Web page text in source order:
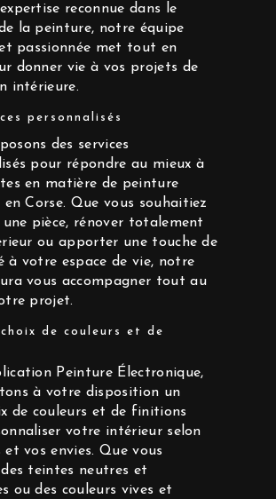
reconnue dans le
la peinture, notre équipe
passionnée met tout en
donner vie à vos projets de
intérieure.
personnalisés
des services
pour répondre au mieux à
en matière de peinture
Corse. Que vous souhaitiez
pièce, rénover totalement
ou apporter une touche de
à votre espace de vie, notre
vous accompagner tout au
projet.
de couleurs et de
Peinture Électronique,
à votre disposition un
de couleurs et de finitions
votre intérieur selon
vos envies. Que vous
teintes neutres et
ou des couleurs vives et